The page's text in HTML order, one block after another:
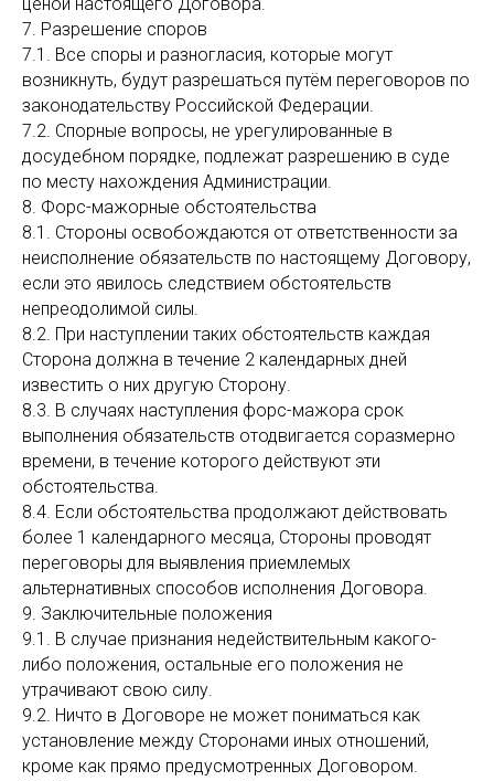
ценой настоящего Договора.
7. Разрешение споров
7.1. Все споры и разногласия, которые могут
возникнуть, будут разрешаться путём переговоров по
законодательству Российской Федерации.
7.2. Спорные вопросы, не урегулированные в
досудебном порядке, подлежат разрешению в суде
по месту нахождения Администрации.
8. Форс-мажорные обстоятельства
8.1. Стороны освобождаются от ответственности за
неисполнение обязательств по настоящему Договору,
если это явилось следствием обстоятельств
непреодолимой силы.
8.2. При наступлении таких обстоятельств каждая
Сторона должна в течение 2 календарных дней
известить о них другую Сторону.
8.3. В случаях наступления форс-мажора срок
выполнения обязательств отодвигается соразмерно
времени, в течение которого действуют эти
обстоятельства.
8.4. Если обстоятельства продолжают действовать
более 1 календарного месяца, Стороны проводят
переговоры для выявления приемлемых
альтернативных способов исполнения Договора.
9. Заключительные положения
9.1. В случае признания недействительным какого-
либо положения, остальные его положения не
утрачивают свою силу.
9.2. Ничто в Договоре не может пониматься как
установление между Сторонами иных отношений,
кроме как прямо предусмотренных Договором.